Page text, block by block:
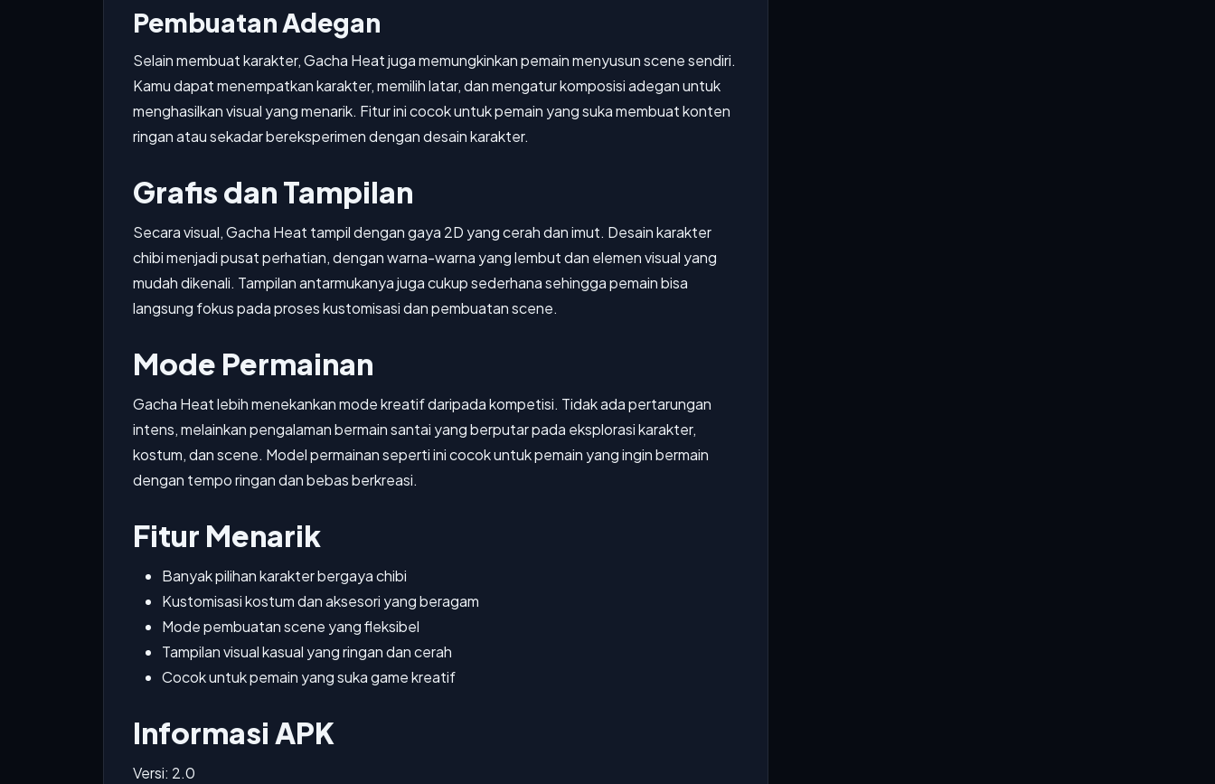
Pembuatan Adegan
Selain membuat karakter, Gacha Heat juga memungkinkan pemain menyusun scene sendiri.
Kamu dapat menempatkan karakter, memilih latar, dan mengatur komposisi adegan untuk
menghasilkan visual yang menarik. Fitur ini cocok untuk pemain yang suka membuat konten
ringan atau sekadar bereksperimen dengan desain karakter.
Grafis dan Tampilan
Secara visual, Gacha Heat tampil dengan gaya 2D yang cerah dan imut. Desain karakter
chibi menjadi pusat perhatian, dengan warna-warna yang lembut dan elemen visual yang
mudah dikenali. Tampilan antarmukanya juga cukup sederhana sehingga pemain bisa
langsung fokus pada proses kustomisasi dan pembuatan scene.
Mode Permainan
Gacha Heat lebih menekankan mode kreatif daripada kompetisi. Tidak ada pertarungan
intens, melainkan pengalaman bermain santai yang berputar pada eksplorasi karakter,
kostum, dan scene. Model permainan seperti ini cocok untuk pemain yang ingin bermain
dengan tempo ringan dan bebas berkreasi.
Fitur Menarik
Banyak pilihan karakter bergaya chibi
Kustomisasi kostum dan aksesori yang beragam
Mode pembuatan scene yang fleksibel
Tampilan visual kasual yang ringan dan cerah
Cocok untuk pemain yang suka game kreatif
Informasi APK
Versi: 2.0